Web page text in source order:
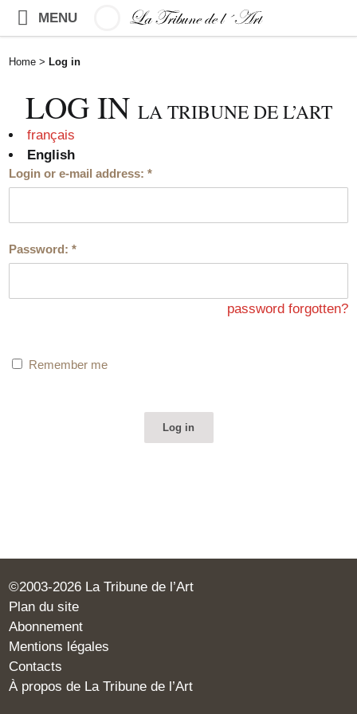
MENU
Home > Log in
LOG IN LA TRIBUNE DE L’ART
français
English
Login or e-mail address:*
Password:*
password forgotten?
Remember me
©2003-2026 La Tribune de l’Art
Plan du site
Abonnement
Mentions légales
Contacts
À propos de La Tribune de l’Art